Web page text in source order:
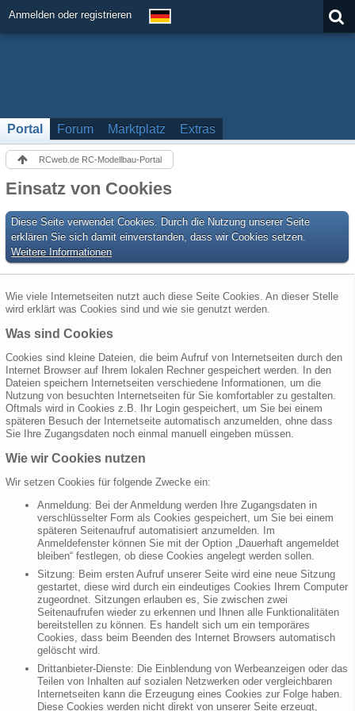
Anmelden oder registrieren
Portal Forum Marktplatz Extras
RCweb.de RC-Modellbau-Portal
Einsatz von Cookies
Diese Seite verwendet Cookies. Durch die Nutzung unserer Seite
erklären Sie sich damit einverstanden, dass wir Cookies setzen.
Weitere Informationen
Wie viele Internetseiten nutzt auch diese Seite Cookies. An dieser Stelle
wird erklärt was Cookies sind und wie sie genutzt werden.
Was sind Cookies
Cookies sind kleine Dateien, die beim Aufruf von Internetseiten durch den
Internet Browser auf Ihrem lokalen Rechner gespeichert werden. In den
Dateien speichern Internetseiten verschiedene Informationen, um die
Nutzung von besuchten Internetseiten für Sie komfortabler zu gestalten.
Oftmals wird in Cookies z.B. Ihr Login gespeichert, um Sie bei einem
späteren Besuch der Internetseite automatisch anzumelden, ohne dass
Sie Ihre Zugangsdaten noch einmal manuell eingeben müssen.
Wie wir Cookies nutzen
Wir setzen Cookies für folgende Zwecke ein:
Anmeldung: Bei der Anmeldung werden Ihre Zugangsdaten in
verschlüsselter Form als Cookies gespeichert, um Sie bei einem
späteren Seitenaufruf automatisiert anzumelden. Im
Anmeldefenster können Sie mit der Option „Dauerhaft angemeldet
bleiben“ festlegen, ob diese Cookies angelegt werden sollen.
Sitzung: Beim ersten Aufruf unserer Seite wird eine neue Sitzung
gestartet, diese wird durch ein eindeutiges Cookies Ihrem Computer
zugeordnet. Sitzungen erlauben es, Sie zwischen zwei
Seitenaufrufen wieder zu erkennen und Ihnen alle Funktionalitäten
bereitstellen zu können. Es handelt sich um ein temporäres
Cookies, dass beim Beenden des Internet Browsers automatisch
gelöscht wird.
Drittanbieter-Dienste: Die Einblendung von Werbeanzeigen oder das
Teilen von Inhalten auf sozialen Netzwerken oder vergleichbaren
Internetseiten kann die Erzeugung eines Cookies zur Folge haben.
Diese Cookies werden nicht direkt von unserer Seite erzeugt,